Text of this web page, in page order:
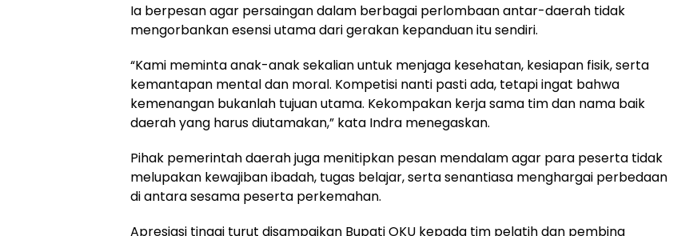
Ia berpesan agar persaingan dalam berbagai perlombaan antar-daerah tidak
mengorbankan esensi utama dari gerakan kepanduan itu sendiri.
“Kami meminta anak-anak sekalian untuk menjaga kesehatan, kesiapan fisik, serta
kemantapan mental dan moral. Kompetisi nanti pasti ada, tetapi ingat bahwa
kemenangan bukanlah tujuan utama. Kekompakan kerja sama tim dan nama baik
daerah yang harus diutamakan,” kata Indra menegaskan.
Pihak pemerintah daerah juga menitipkan pesan mendalam agar para peserta tidak
melupakan kewajiban ibadah, tugas belajar, serta senantiasa menghargai perbedaan
di antara sesama peserta perkemahan.
Apresiasi tinggi turut disampaikan Bupati OKU kepada tim pelatih dan pembina